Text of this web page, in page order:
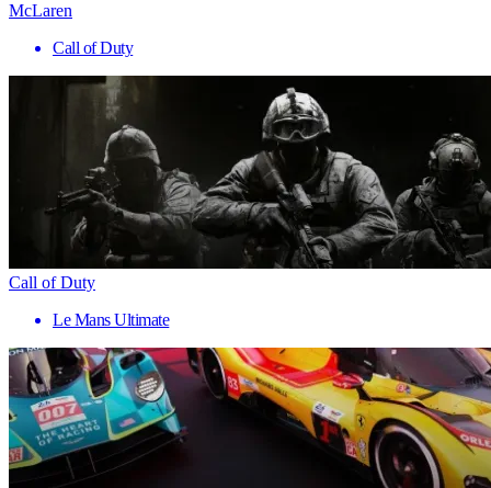
McLaren
Call of Duty
Call of Duty
Le Mans Ultimate